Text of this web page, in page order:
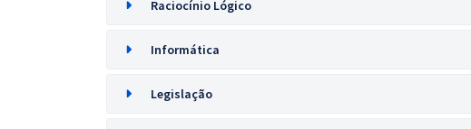
Raciocínio Lógico
Informática
Legislação